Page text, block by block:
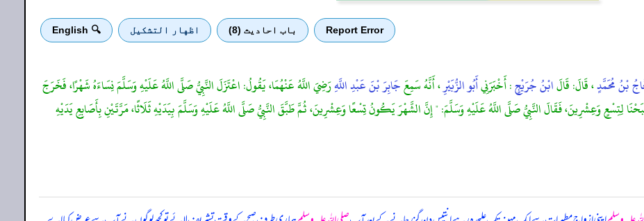
Report Error باب احادیث (8) اظهار التشكيل 🔍 English
بْنُ مُحَمَّدٍ، قَالَ: قَالَابْنُ جُرَيْجٍ: أَخْبَرَنِيأَبُو الزُّبَيْرِ، أَنَّهُ سَمِعَجَابِرَ بْنَ عَبْدِ اللَّهِرَضِيَ اللَّهُ عَنْهُمَا، يَقُولُ: اعْتَزَلَ النَّبِيُّ صَلَّى اللَّهُ عَلَيْهِ وَسَلَّمَ نِسَاءَهُ شَهْرًا، فَخَرَجَ
لِتِسْعٍ وَعِشْرِينَ، فَقَالَ النَّبِيُّ صَلَّى اللَّهُ عَلَيْهِ وَسَلَّمَ: " إِنَّ الشَّهْرَ يَكُونُ تِسْعًا وَعِشْرِينَ، ثُمَّ طَبَّقَ النَّبِيُّ صَلَّى اللَّهُ عَلَيْهِ وَسَلَّمَ بِيَدَيْهِ ثَلَاثًا، مَرَّتَيْنِ بِأَصَابِعِ يَدَيْهِ